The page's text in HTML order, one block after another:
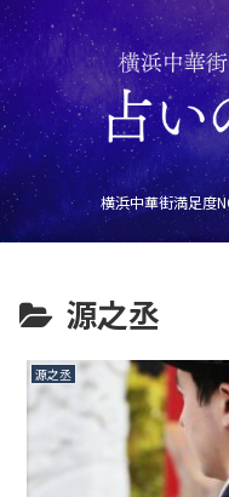
横浜中華街満足度
源之丞
源之丞